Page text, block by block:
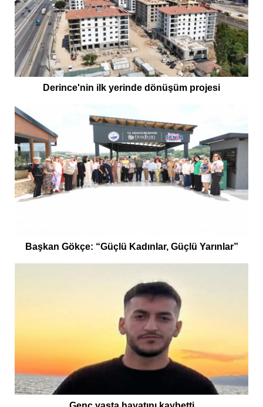
Derince'nin ilk yerinde dönüşüm projesi
Başkan Gökçe: “Güçlü Kadınlar, Güçlü Yarınlar”